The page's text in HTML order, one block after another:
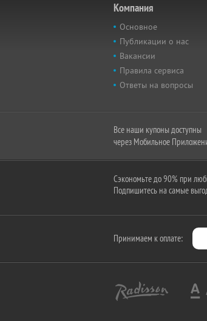
Компания
Основное
Публикации о нас
Вакансии
Правила сервиса
Ответы на вопросы
Все наши купоны доступны
через Мобильное
Сэкономьте до 90% при
Подпишитесь на самые
Принимаем к оплате: